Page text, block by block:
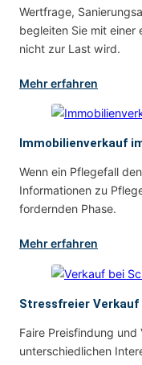
Wertfrage,
begleiten Sie mit einer
nicht zur Last wird.
Mehr erfahren
Immobilienverkauf
Wenn ein Pflegefall
Informationen zu
fordernden Phase.
Mehr erfahren
Stressfreier Verkauf
Faire Preisfindung
unterschiedlichen